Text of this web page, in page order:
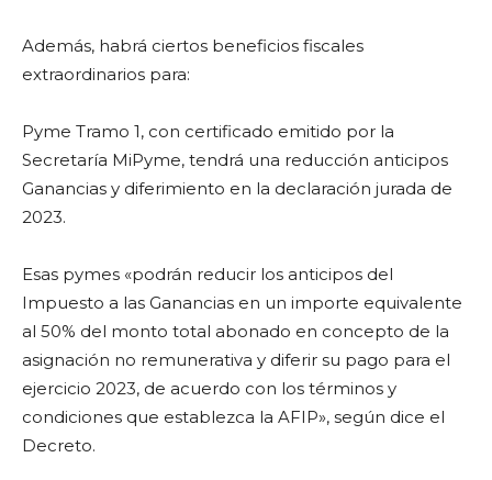
Además, habrá ciertos beneficios fiscales
extraordinarios para:
Pyme Tramo 1, con certificado emitido por la
Secretaría MiPyme, tendrá una reducción anticipos
Ganancias y diferimiento en la declaración jurada de
2023.
Esas pymes «podrán reducir los anticipos del
Impuesto a las Ganancias en un importe equivalente
al 50% del monto total abonado en concepto de la
asignación no remunerativa y diferir su pago para el
ejercicio 2023, de acuerdo con los términos y
condiciones que establezca la AFIP», según dice el
Decreto.